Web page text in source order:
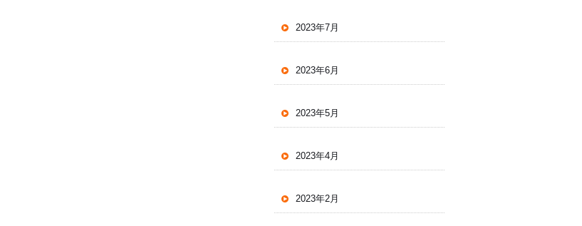
2023年7月
2023年6月
2023年5月
2023年4月
2023年2月